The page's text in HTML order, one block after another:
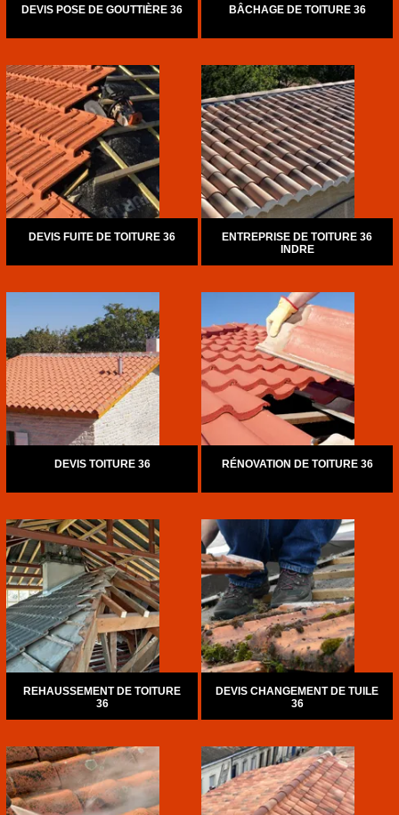
DEVIS POSE DE GOUTTIÈRE 36 BÂCHAGE DE TOITURE 36
DEVIS FUITE DE TOITURE 36
ENTREPRISE DE TOITURE 36
INDRE
DEVIS TOITURE 36 RÉNOVATION DE TOITURE 36
REHAUSSEMENT DE TOITURE
36
DEVIS CHANGEMENT DE TUILE
36